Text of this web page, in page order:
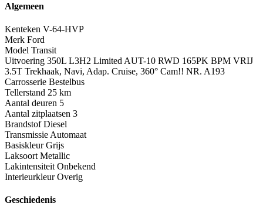
Algemeen
Kenteken V-64-HVP
Merk Ford
Model Transit
Uitvoering 350L L3H2 Limited AUT-10 RWD 165PK BPM VRIJ
3.5T Trekhaak, Navi, Adap. Cruise, 360° Cam!! NR. A193
Carrosserie Bestelbus
Tellerstand 25 km
Aantal deuren 5
Aantal zitplaatsen 3
Brandstof Diesel
Transmissie Automaat
Basiskleur Grijs
Laksoort Metallic
Lakintensiteit Onbekend
Interieurkleur Overig
Geschiedenis